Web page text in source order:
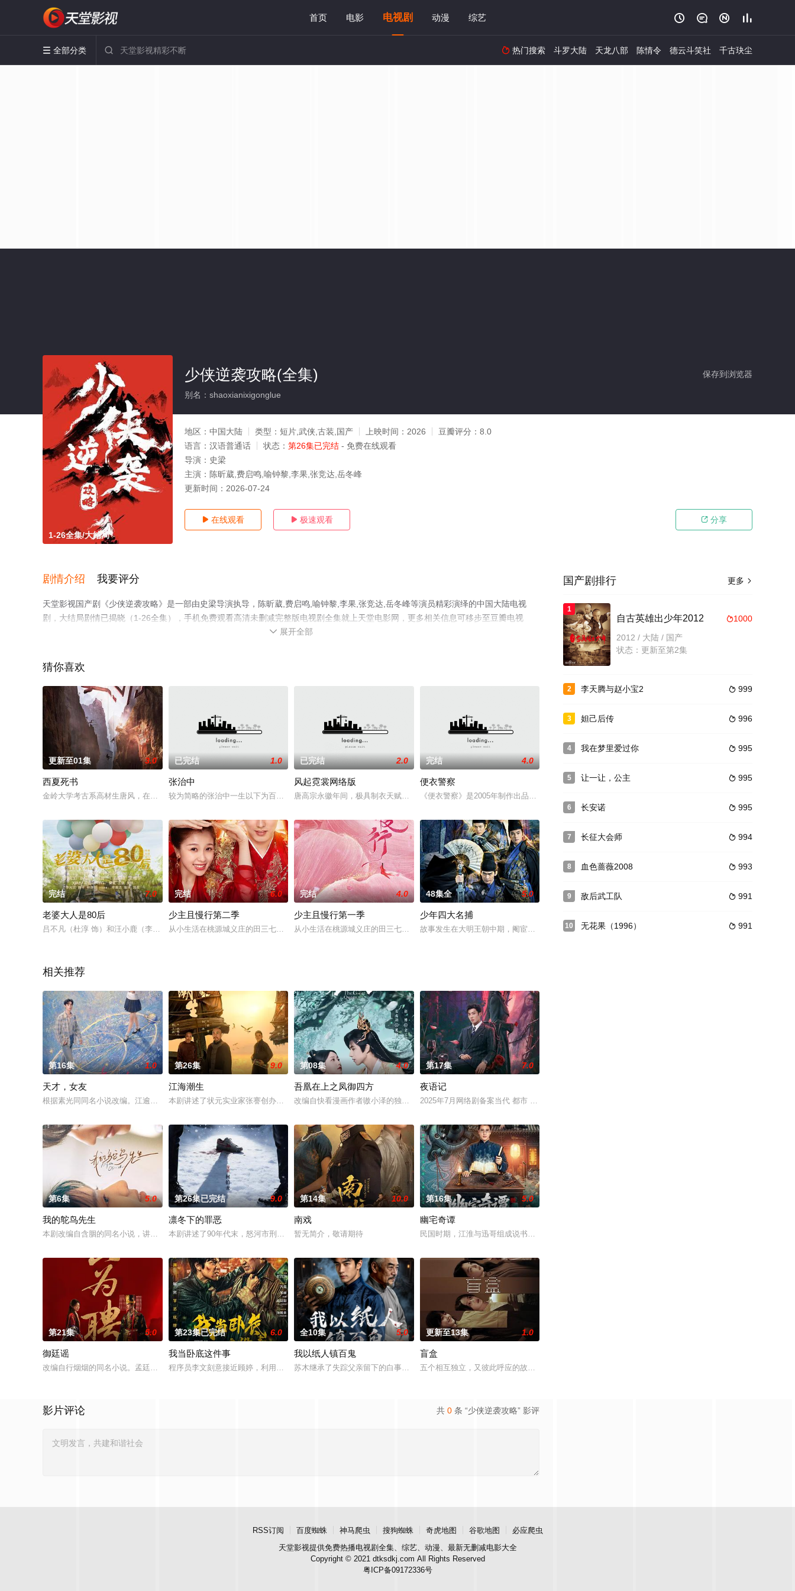
首页 电影 电视剧 动漫 综艺    
 全部分类   热门搜索 斗罗大陆 天龙八部 陈情令 德云斗笑社 千古玦尘
1-26全集/大结局
保存到浏览器
少侠逆袭攻略(全集)
别名：shaoxianixigonglue
地区： 中国大陆 类型： 短片,武侠,古装,国产 上映时间： 2026 豆瓣评分： 8.0
语言： 汉语普通话 状态： 第26集已完结 - 免费在线观看
导演： 史梁
主演： 陈昕葳,费启鸣,喻钟黎,李果,张竞达,岳冬峰
更新时间： 2026-07-24
 在线观看  极速观看  分享
剧情介绍 我要评分
天堂影视国产剧《少侠逆袭攻略》是一部由史梁导演执导，陈昕葳,费启鸣,喻钟黎,李果,张竞达,岳冬峰等演员精彩演绎的中国大陆电视
剧，大结局剧情已揭晓（1-26全集），手机免费观看高清未删减完整版电视剧全集就上天堂电影网，更多相关信息可移步至豆瓣电视
 展开全部
猜你喜欢
更新至01集 3.0
西夏死书
金岭大学考古系高材生唐风，在导师梁云杰举办的极限运动挑战赛上，遭遇不明人士暗算，本以为只是单纯的比赛，没想到接连发生的一
已完结 1.0
张治中
较为简略的张治中一生以下为百度1931年，由于蒋介石政府的不抵抗政策，东北三省沦陷。激起全国民众的愤怒，抗日情绪空前高涨
已完结 2.0
风起霓裳网络版
唐高宗永徽年间，极具制衣天赋的胡女库狄琉璃，命运多舛，几经生死边缘，聪颖坚毅的她一次次平安度过，恰在此时，她遇到了少年登
完结 4.0
便衣警察
《便衣警察》是2005年制作出品的刑侦题材剧，共20集。该剧由龚大鹏监制，赵毅维导演，崔林、徐熙颜、赵
完结 7.0
老婆大人是80后
吕不凡（杜淳 饰）和汪小鹿（李小冉 饰）是一对八十后小夫妻，彼此之间十分恩爱。然而，吕不凡那横空杀出的前女友却变成了他们
完结 6.0
少主且慢行第二季
从小生活在桃源城义庄的田三七性格开朗可爱，但是爱好清奇，喜欢验尸破案，是一名手艺精湛的女仵作。三七与幼时的玩伴小哥哥曾经
完结 4.0
少主且慢行第一季
从小生活在桃源城义庄的田三七性格开朗可爱，但是爱好清奇，喜欢验尸破案，是一名手艺精湛的女仵作。三七与幼时的玩伴小哥哥曾经
48集全 5.0
少年四大名捕
故事发生在大明王朝中期，阉宦权倾朝野，特务四布，野心勃勃的王爷蠢蠢欲动，图谋不轨，更有四大凶徒为
相关推荐
第16集 1.0
天才，女友
根据素光同同名小说改编。江逾白长大以后，林知夏忽然对他说：“江逾白，我喜欢你，哲学和生物学意义上的喜欢。”那个夜晚，他脸
第26集 9.0
江海潮生
本剧讲述了状元实业家张謇创办大生企业，实业报国的故事。甲午战争后，国家蒙羞，张謇虽高中状元，却渴望寻求强国之路。他毅然弃
第08集 4.0
吾凰在上之凤御四方
改编自快看漫画作者嗷小泽的独家连载漫画《吾凰在上》。 现代少女奚圆（姜贞羽 饰）因意外踏入玄机界，继而卷入虎云国内乱的漩
第17集 7.0
夜语记
2025年7月网络剧备案当代 都市 海南越酷文化传媒有限公司
第6集 5.0
我的鸵鸟先生
本剧改编自含胭的同名小说，讲述了邻家女孩庞倩（苏晓彤 饰）与童年时因一场意外落下身体残缺的少年顾铭夕（何洛洛 饰）的成长
第26集已完结 9.0
凛冬下的罪恶
本剧讲述了90年代末，怒河市刑侦支队在无普及监控、无DNA鉴定技术的支持下，通过摸排、勘查等传统刑侦手段，接连破获数起重
第14集 10.0
南戏
暂无简介，敬请期待
第16集 5.0
幽宅奇谭
民国时期，江淮与迅哥组成说书班子，偶遇“白天人住屋，晚上鬼占房”的阴阳宅，江淮被掳走配“阴婚”。他与女
第21集 5.0
御廷谣
改编自行烟烟的同名小说。孟廷辉，大平王朝有史以来个以女子进士科三元及第入翰林院的奇女子。十年前的她被他从死人堆里救出来，
第23集已完结 6.0
我当卧底这件事
程序员李文刻意接近顾婷，利用顾炎女儿奴的属性，请求老炮儿顾炎带自己用程序员身份卧底电诈集团以求查出未婚妻离奇死亡的真相。
全10集 5.0
我以纸人镇百鬼
苏木继承了失踪父亲留下的白事馆，本想低调扎纸维生，却因一具流血的新娘纸人卷入了一场跨越十年的惊天阴谋。这纸人身上，竟贴着
更新至13集 1.0
盲盒
五个相互独立，又彼此呼应的故事——用一场精心策划的“夏令营”完成复仇的受害者；临终前与遗憾和解的“无
共 0 条 “少侠逆袭攻略” 影评
影片评论
更多 
国产剧排行
1
1000
自古英雄出少年2012
2012 / 大陆 / 国产
状态：更新至第2集
2  999
李天腾与赵小宝2
3  996
妲己后传
4  995
我在梦里爱过你
5  995
让一让，公主
6  995
长安诺
7  994
长征大会师
8  993
血色蔷薇2008
9  991
敌后武工队
10  991
无花果（1996）
RSS订阅 百度蜘蛛 神马爬虫 搜狗蜘蛛 奇虎地图 谷歌地图
必应爬虫
天堂影视提供免费热播电视剧全集、综艺、动漫、最新无删减电影大全
Copyright © 2021 dtksdkj.com All Rights Reserved
粤ICP备09172336号